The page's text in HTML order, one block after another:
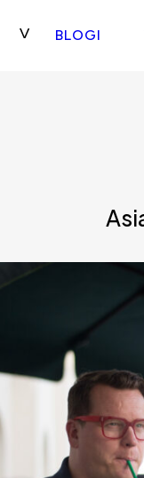
BLOGI